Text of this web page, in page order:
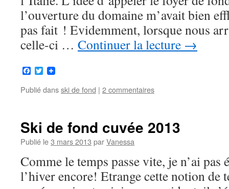
l’ouverture du domaine m’avait bien
pas fait ! Evidemment, lorsque nous
celle-ci … Continuer la lecture →
Facebook
Twitter
Publié dansski de fond | 2 commentaires
Ski de fond cuvée 2013
Publié le3 mars 2013 parVanessa
Comme le temps passe vite, je n’ai
l’hiver encore! Etrange cette notion de